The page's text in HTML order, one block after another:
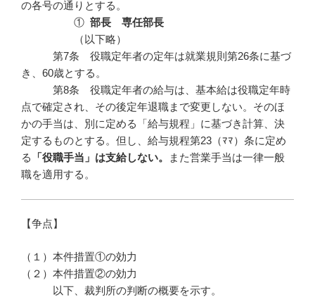
の各号の通りとする。
① 部長 専任部長
（以下略）
第7条 役職定年者の定年は就業規則第26条に基づ
き、60歳とする。
第8条 役職定年者の給与は、基本給は役職定年時
点で確定され、その後定年退職まで変更しない。そのほ
かの手当は、別に定める「給与規程」に基づき計算、決
定するものとする。但し、給与規程第23（ﾏﾏ）条に定め
る
「役職手当」は支給しない。
また営業手当は一律一般
職を適用する。
【争点】
（１）本件措置①の効力
（２）本件措置②の効力
以下、裁判所の判断の概要を示す。